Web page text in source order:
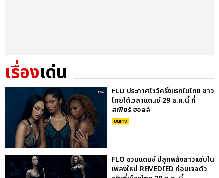
เรื่องเด่น
FLO ประกาศโชว์ครั้งแรกในไทย ชาว
ไทยได้เวลาแดนซ์ 29 ส.ค.นี้ ที่
สเฟียร์ ฮอลล์
บันเทิง
FLO ชวนแดนซ์ ปลุกพลังสาวแซ่บใน
เพลงใหม่ REMEDIED ก่อนเจอตัว